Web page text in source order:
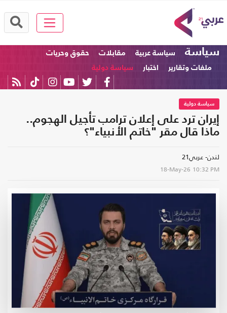
سياسة سياسة عربية مقابلات
حقوق وحريات
ملفات وتقارير
اختبار سياسة دولية
سياسة دولية
إيران ترد على إعلان ترامب تأجيل الهجوم..
ماذا قال مقر "خاتم الأنبياء"؟
لندن- عربي21
18-May-26 10:32 PM